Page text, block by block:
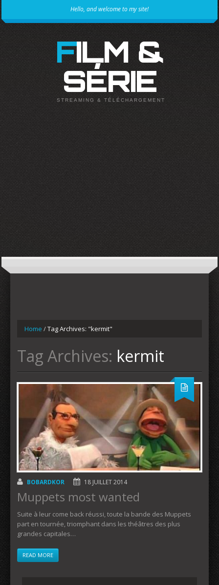
Hello, and welcome to my site!
FILM &
SÉRIE
STREAMING & TÉLÉCHARGEMENT
Home /Tag Archives: "kermit"
Tag Archives: kermit
BOBARDKOR 18 JUILLET 2014
Muppets most wanted
Suite à leur come back réussi, toute la bande des Muppets
part en tournée, triomphant dans les théâtres des plus
grandes capitales…
READ MORE